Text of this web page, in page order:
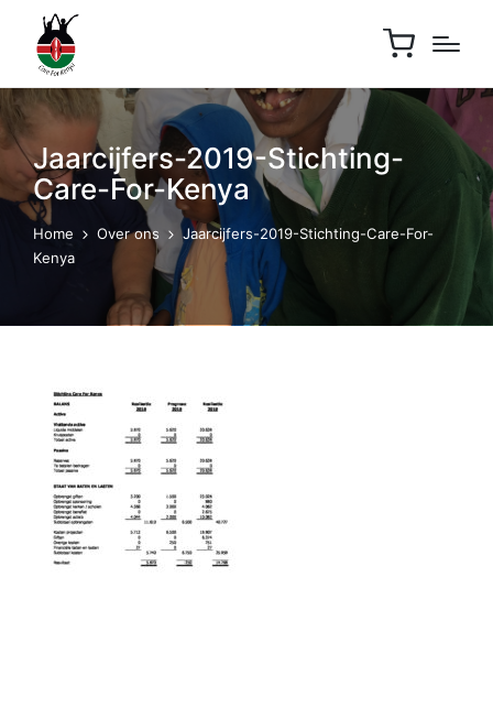
Jaarcijfers-2019-Stichting-
Care-For-Kenya
Home Over ons
Jaarcijfers-2019-Stichting-Care-For-
Kenya